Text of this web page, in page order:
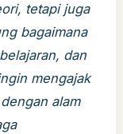
tetapi juga
bagaimana
dan
mengajak
alam